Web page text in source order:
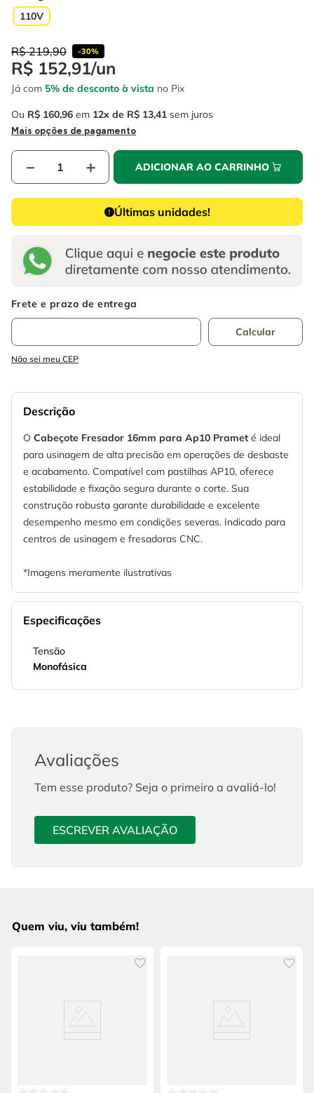
110V
R$ 219,90 -30%
R$ 152,91/un
Já com 5% de desconto à vista no Pix
Ou R$ 160,96 em 12 R$ 13,41 sem juros
Mais opções de pagamento
＋
－ ADICIONAR AO CARRINHO
Últimas unidades!
Não sei meu CEP
Descrição
O Cabeçote Fresador 16mm para Ap10 Pramet é ideal
para usinagem de alta precisão em operações de desbaste
e acabamento. Compatível com pastilhas AP10, oferece
estabilidade e fixação segura durante o corte. Sua
construção robusta garante durabilidade e excelente
desempenho mesmo em condições severas. Indicado para
centros de usinagem e fresadoras CNC.
*Imagens meramente ilustrativas
Especificações
Tensão
Monofásica
Avaliações
Tem esse produto? Seja o primeiro a avaliá-lo!
ESCREVER AVALIAÇÃO
Quem viu, viu também!
6º
8 cabo flexivel
9º chave impacto
10 º disco corte
escada
º fio
º serra copo
º cabo flexivel
disco corte